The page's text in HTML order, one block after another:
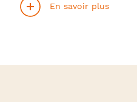
En savoir plus